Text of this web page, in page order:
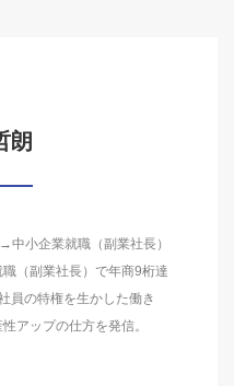
朗
小企業就職（副業社長）
（副業社長）で年商9桁達
員の特権を生かした働き
アップの仕方を発信。